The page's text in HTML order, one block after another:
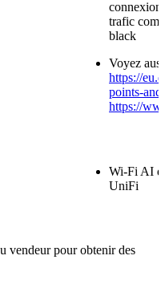
connexion
trafic
black
Voyez
https://
points-
https://
Wi-Fi AI
UniFi
vendeur pour obtenir des